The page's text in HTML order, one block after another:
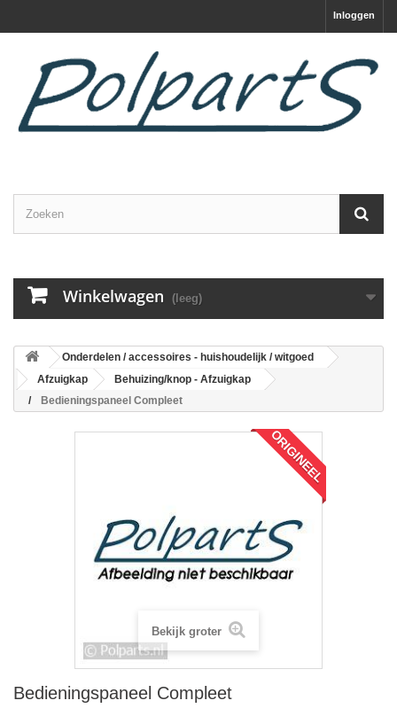
Inloggen
Winkelwagen (leeg)
Onderdelen / accessoires - huishoudelijk / witgoed
Afzuigkap
Behuizing/knop - Afzuigkap
Bedieningspaneel Compleet
ORIGINEEL
Bekijk groter
Bedieningspaneel Compleet